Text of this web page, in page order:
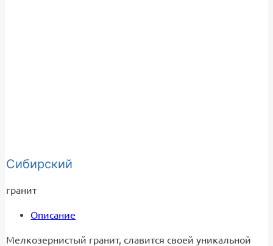
Сибирский
гранит
Описание
Мелкозернистый гранит, славится своей уникальной